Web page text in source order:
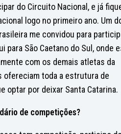
do Circuito Nacional, e já
logo no primeiro ano. Um
me convidou para
para São Caetano do Sul, onde
com os demais atletas da
ofereciam toda a estrutura de
optar por deixar Santa Catarina.
de competições?